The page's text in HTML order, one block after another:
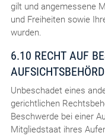
gilt und angemessene
und Freiheiten sowie
wurden.
6.10 RECHT AUF
Unbeschadet eines
gerichtlichen
Beschwerde bei einer
Mitgliedstaat ihres